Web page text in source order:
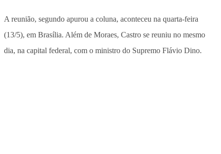
A reunião, segundo apurou a coluna, aconteceu na quarta-feira
(13/5), em Brasília. Além de Moraes, Castro se reuniu no mesmo
dia, na capital federal, com o ministro do Supremo Flávio Dino.